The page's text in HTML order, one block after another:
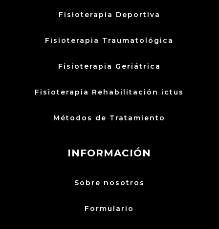
Fisioterapia Deportiva
Fisioterapia Traumatológica
Fisioterapia Geriátrica
Fisioterapia Rehabilitación ictus
Métodos de Tratamiento
INFORMACIÓN
Sobre nosotros
Formulario